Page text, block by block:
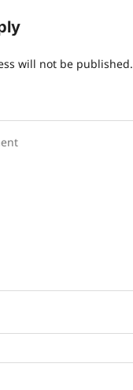
will not be published.